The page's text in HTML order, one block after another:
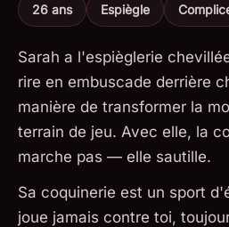
26 ans Espiègle
Sarah a l'espièglerie
rire en embuscade derrière
manière de transformer la
terrain de jeu. Avec elle, la
marche pas — elle sautille.
Sa coquinerie est un sport
joue jamais contre toi,